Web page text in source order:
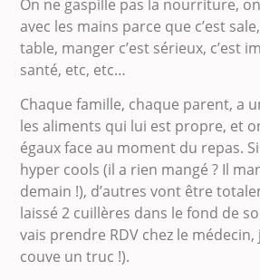
On ne gaspille pas la nourriture,
avec les mains parce que c’est
table, manger c’est sérieux, c’est
santé, etc, etc…
Chaque famille, chaque parent, a
les aliments qui lui est propre, et
égaux face au moment du repas.
hyper cools (il a rien mangé ? Il
demain !), d’autres vont être
laissé 2 cuillères dans le fond de
vais prendre RDV chez le médecin,
couve un truc !).